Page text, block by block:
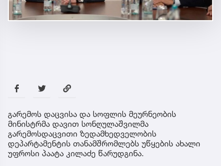
გარემოს დაცვისა და სოფლის მეურნეობის
მინისტრმა დავით სონღულაშვილმა
გარემოსდაცვითი ზედამხედველობის
დეპარტამენტის თანამშრომლებს უწყების ახალი
უფროსი პაატა კილაძე წარუდგინა.